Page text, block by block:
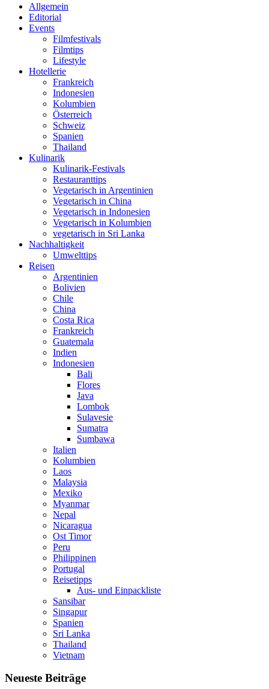
Allgemein
Editorial
Events
Filmfestivals
Filmtips
Lifestyle
Hotellerie
Frankreich
Indonesien
Kolumbien
Österreich
Schweiz
Spanien
Thailand
Kulinarik
Kulinarik-Festivals
Restauranttips
Vegetarisch in Argentinien
Vegetarisch in China
Vegetarisch in Indonesien
Vegetarisch in Kolumbien
vegetarisch in Sri Lanka
Nachhaltigkeit
Umwelttips
Reisen
Argentinien
Bolivien
Chile
China
Costa Rica
Frankreich
Guatemala
Indien
Indonesien
Bali
Flores
Java
Lombok
Sulavesie
Sumatra
Sumbawa
Italien
Kolumbien
Laos
Malaysia
Mexiko
Myanmar
Nepal
Nicaragua
Ost Timor
Peru
Philippinen
Portugal
Reisetipps
Aus- und Einpackliste
Sansibar
Singapur
Spanien
Sri Lanka
Thailand
Vietnam
Neueste Beiträge